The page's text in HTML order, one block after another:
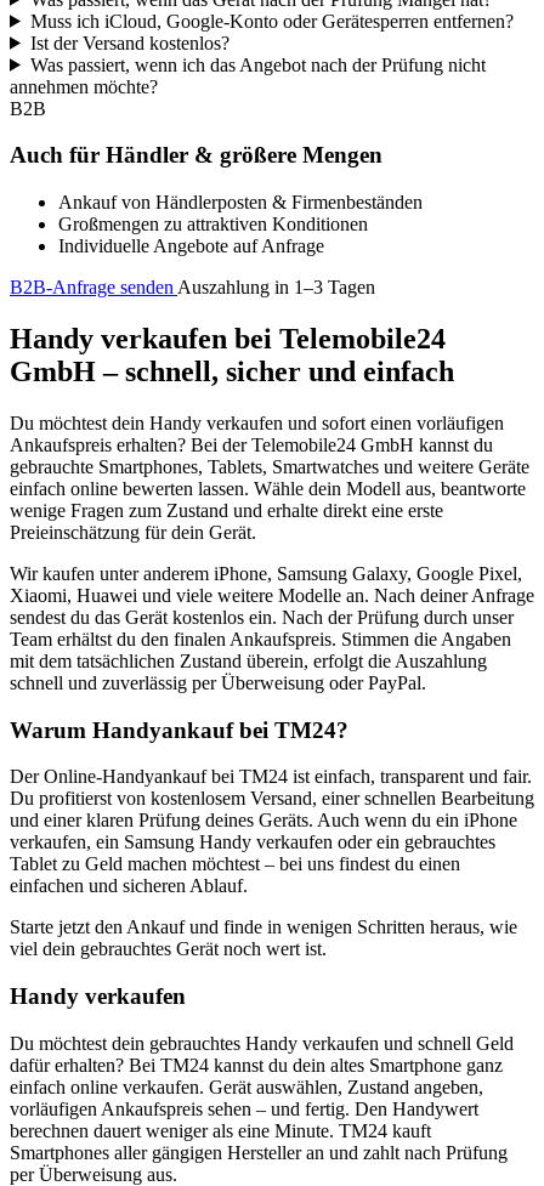
Muss ich iCloud, Google-Konto oder Gerätesperren entfernen?
Ist der Versand kostenlos?
Was passiert, wenn ich das Angebot nach der Prüfung nicht
annehmen möchte?
B2B
Auch für Händler & größere Mengen
Ankauf von Händlerposten & Firmenbeständen
Großmengen zu attraktiven Konditionen
Individuelle Angebote auf Anfrage
B2B-Anfrage senden Auszahlung in 1–3 Tagen
Handy verkaufen bei Telemobile24
GmbH – schnell, sicher und einfach
Du möchtest dein Handy verkaufen und sofort einen vorläufigen
Ankaufspreis erhalten? Bei der Telemobile24 GmbH kannst du
gebrauchte Smartphones, Tablets, Smartwatches und weitere Geräte
einfach online bewerten lassen. Wähle dein Modell aus, beantworte
wenige Fragen zum Zustand und erhalte direkt eine erste
Preieinschätzung für dein Gerät.
Wir kaufen unter anderem iPhone, Samsung Galaxy, Google Pixel,
Xiaomi, Huawei und viele weitere Modelle an. Nach deiner Anfrage
sendest du das Gerät kostenlos ein. Nach der Prüfung durch unser
Team erhältst du den finalen Ankaufspreis. Stimmen die Angaben
mit dem tatsächlichen Zustand überein, erfolgt die Auszahlung
schnell und zuverlässig per Überweisung oder PayPal.
Warum Handyankauf bei TM24?
Der Online-Handyankauf bei TM24 ist einfach, transparent und fair.
Du profitierst von kostenlosem Versand, einer schnellen Bearbeitung
und einer klaren Prüfung deines Geräts. Auch wenn du ein iPhone
verkaufen, ein Samsung Handy verkaufen oder ein gebrauchtes
Tablet zu Geld machen möchtest – bei uns findest du einen
einfachen und sicheren Ablauf.
Starte jetzt den Ankauf und finde in wenigen Schritten heraus, wie
viel dein gebrauchtes Gerät noch wert ist.
Handy verkaufen
Du möchtest dein gebrauchtes Handy verkaufen und schnell Geld
dafür erhalten? Bei TM24 kannst du dein altes Smartphone ganz
einfach online verkaufen. Gerät auswählen, Zustand angeben,
vorläufigen Ankaufspreis sehen – und fertig. Den Handywert
berechnen dauert weniger als eine Minute. TM24 kauft
Smartphones aller gängigen Hersteller an und zahlt nach Prüfung
per Überweisung aus.